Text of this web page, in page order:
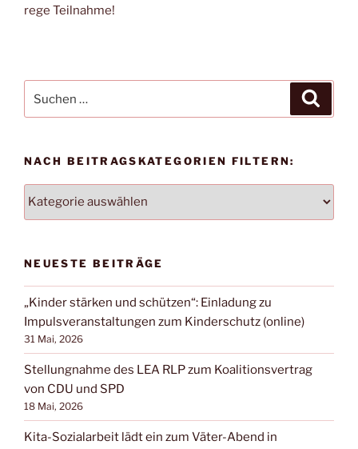
rege Teilnahme!
nach:
NACH BEITRAGSKATEGORIEN FILTERN:
BEITRAGSKATEGORIEN
NEUESTE BEITRÄGE
„Kinder stärken und schützen“: Einladung zu
Impulsveranstaltungen zum Kinderschutz (online)
31 Mai, 2026
Stellungnahme des LEA RLP zum Koalitionsvertrag
von CDU und SPD
18 Mai, 2026
Kita-Sozialarbeit lädt ein zum Väter-Abend in